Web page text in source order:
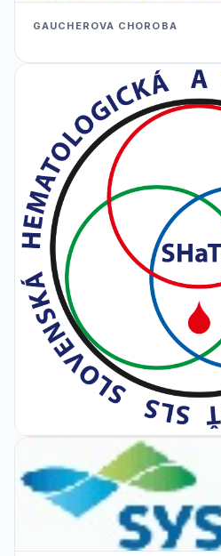
GAUCHEROVA CHOROBA